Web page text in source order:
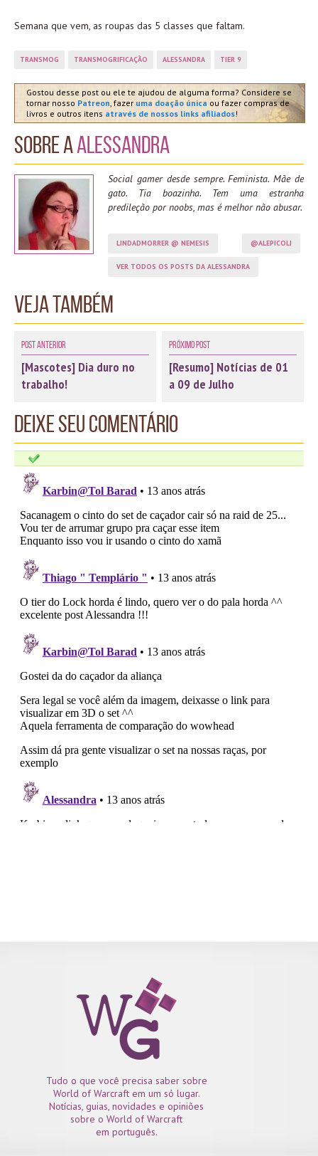
Semana que vem, as roupas das 5 classes que faltam.
TRANSMOG TRANSMOGRIFICAÇÃO ALESSANDRA TIER 9
Gostou desse post ou ele te ajudou de alguma forma? Considere se
tornar nosso Patreon, fazer uma doação única ou fazer compras de
livros e outros itens através de nossos links afiliados!
Sobre aAlessandra
Social gamer desde sempre. Feminista. Mãe de
gato. Tia boazinha. Tem uma estranha
predileção por noobs, mas é melhor não abusar.
LINDADMORRER @ NEMESIS @ALEPICOLI
VER TODOS OS POSTS DA ALESSANDRA
Veja também
Post Anterior
[Mascotes] Dia duro no
trabalho!
Próximo Post
[Resumo] Notícias de 01
a 09 de Julho
Deixe seu comentário
Tudo o que você precisa saber sobre
World of Warcraft em um só lugar.
Notícias, guias, novidades e opiniões
sobre o World of Warcraft
em português.